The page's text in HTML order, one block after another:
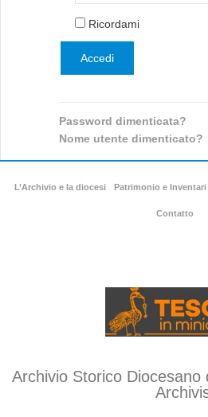
Ricordami
Password dimenticata?
Nome utente dimenticato?
L’Archivio e la diocesi Patrimonio e Inventari
Contatto
Archivio Storico Diocesano